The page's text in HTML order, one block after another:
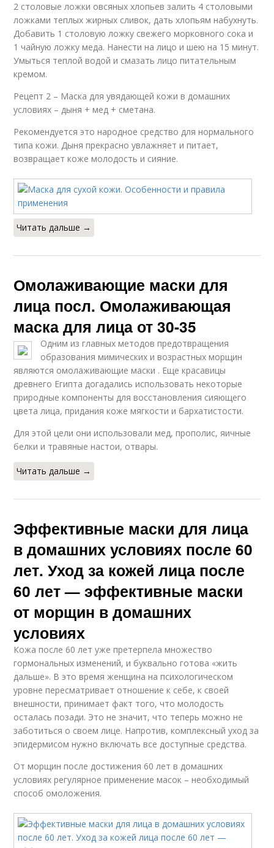
2 столовые ложки овсяных хлопьев залить 4 столовыми
ложками теплых жирных сливок, дать хлопьям набухнуть.
Добавить 1 столовую ложку свежего морковного сока и
1 чайную ложку меда. Нанести на лицо и шею на 15 минут.
Умыться теплой водой и смазать лицо питательным
кремом.
Рецепт 2 – Маска для увядающей кожи в домашних
условиях – дыня + мед + сметана.
Рекомендуется это народное средство для нормального
типа кожи. Дыня прекрасно увлажняет и питает,
возвращает коже молодость и сияние.
Читать дальше →
Омолаживающие маски для
лица посл. Омолаживающая
маска для лица от 30-35
Одним из главных методов предотвращения
образования мимических и возрастных морщин
являются омолаживающие маски . Еще красавицы
древнего Египта догадались использовать некоторые
природные компоненты для восстановления сияющего
цвета лица, придания коже мягкости и бархатистости.
Для этой цели они использовали мед, прополис, яичные
белки и травяные настои, отвары.
Читать дальше →
Эффективные маски для лица
в домашних условиях после 60
лет. Уход за кожей лица после
60 лет — эффективные маски
от морщин в домашних
условиях
Кожа после 60 лет уже претерпела множество
гормональных изменений, и буквально готова «жить
дальше». В это время женщина на психологическом
уровне пересматривает отношение к себе, к своей
внешности, принимает факт того, что молодость
осталась позади. Это не значит, что теперь можно не
заботиться о своем лице. Напротив, комплексный уход за
эпидермисом нужно включать все доступные средства.
От морщин после достижения 60 лет в домашних
условиях регулярное применение масок – необходимый
способ омоложения.